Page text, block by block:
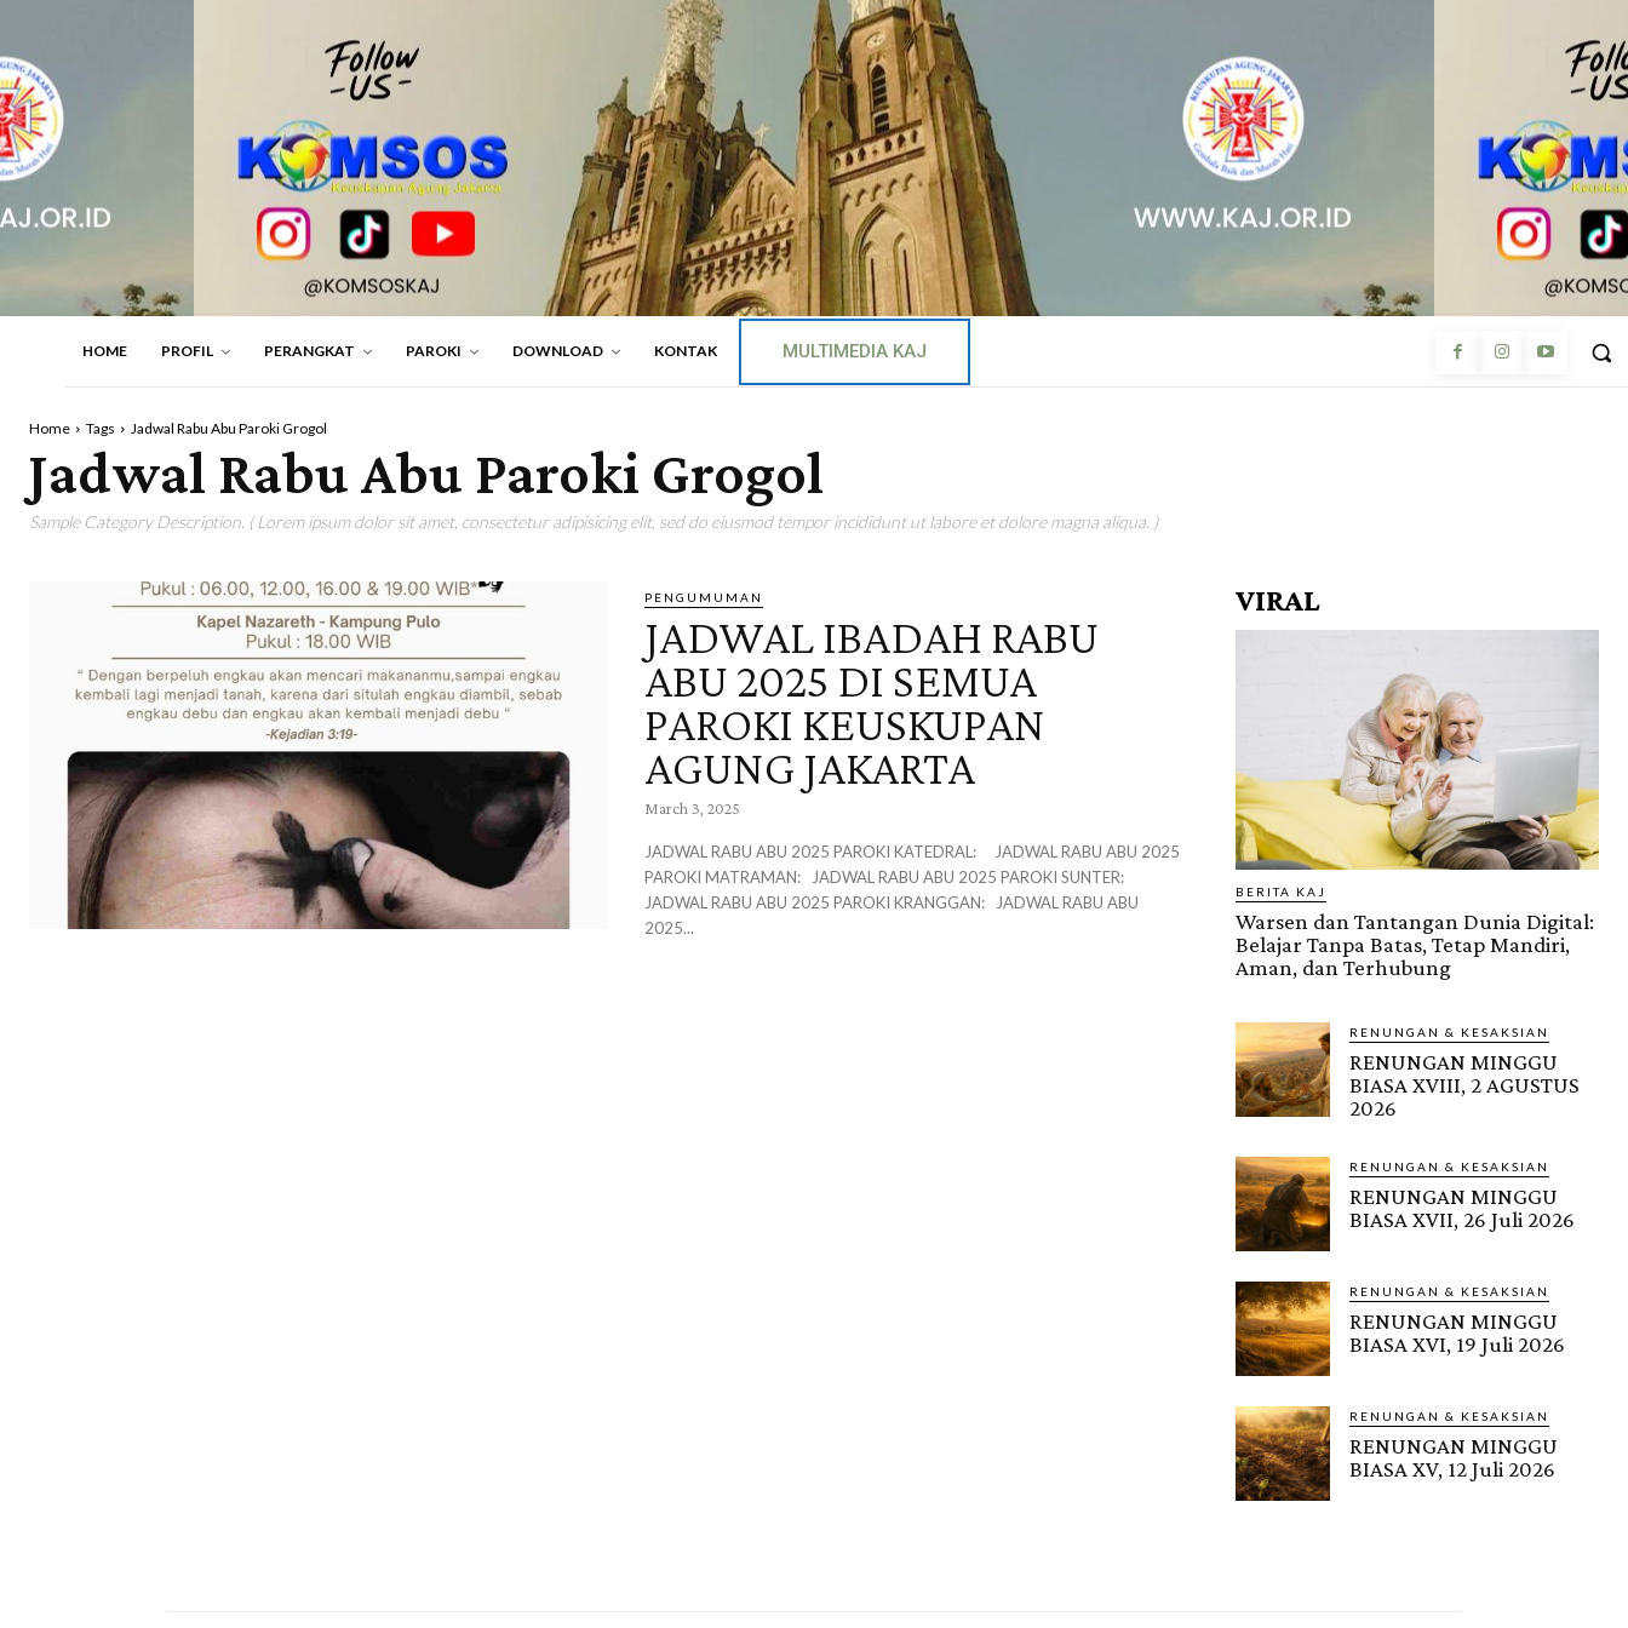
HOME PROFIL PERANGKAT PAROKI DOWNLOAD KONTAK MULTIMEDIA KAJ
Home Tags Jadwal Rabu Abu Paroki Grogol
Jadwal Rabu Abu Paroki Grogol
Sample Category Description. ( Lorem ipsum dolor sit amet, consectetur adipisicing elit, sed do eiusmod tempor incididunt ut labore et dolore magna aliqua. )
PENGUMUMAN
JADWAL IBADAH RABU
ABU 2025 DI SEMUA
PAROKI KEUSKUPAN
AGUNG JAKARTA
March 3, 2025
JADWAL RABU ABU 2025 PAROKI KATEDRAL: JADWAL RABU ABU 2025
PAROKI MATRAMAN: JADWAL RABU ABU 2025 PAROKI SUNTER:
JADWAL RABU ABU 2025 PAROKI KRANGGAN: JADWAL RABU ABU
2025...
VIRAL
BERITA KAJ
Warsen dan Tantangan Dunia Digital:
Belajar Tanpa Batas, Tetap Mandiri,
Aman, dan Terhubung
RENUNGAN & KESAKSIAN
RENUNGAN MINGGU
BIASA XVIII, 2 AGUSTUS
2026
RENUNGAN & KESAKSIAN
RENUNGAN MINGGU
BIASA XVII, 26 Juli 2026
RENUNGAN & KESAKSIAN
RENUNGAN MINGGU
BIASA XVI, 19 Juli 2026
RENUNGAN & KESAKSIAN
RENUNGAN MINGGU
BIASA XV, 12 Juli 2026